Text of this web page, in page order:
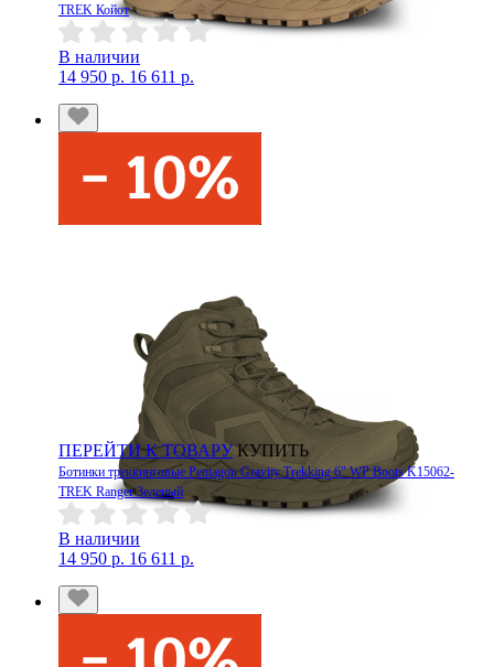
TREK Койот
В наличии
14 950 р. 16 611 р.
ПЕРЕЙТИ К ТОВАРУ КУПИТЬ
Ботинки треккинговые Pentagon Gravity Trekking 6" WP Boots K15062-
TREK Ranger Зеленый
В наличии
14 950 р. 16 611 р.